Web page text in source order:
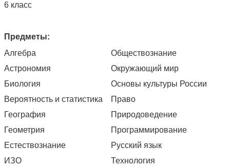
6 класс
Предметы:
Алгебра
Астрономия
Биология
Вероятность и статистика
География
Геометрия
Естествознание
ИЗО
Обществознание
Окружающий мир
Основы культуры России
Право
Природоведение
Программирование
Русский язык
Технология